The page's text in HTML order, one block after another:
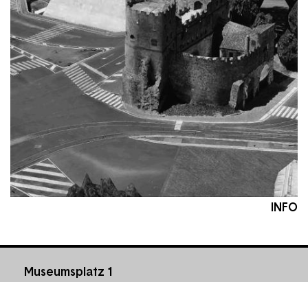
INFO
Museumsplatz 1